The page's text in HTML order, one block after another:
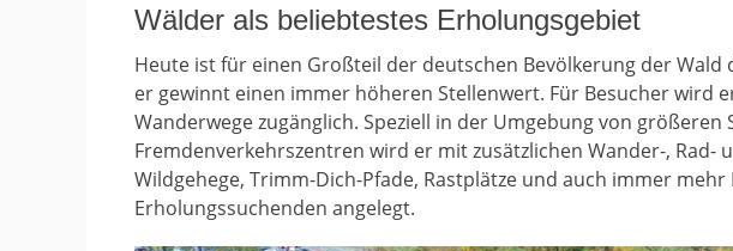
Wälder als beliebtestes Erholungsgebiet
Heute ist für einen Großteil der deutschen Bevölkerung der Wald
er gewinnt einen immer höheren Stellenwert. Für Besucher wird
Wanderwege zugänglich. Speziell in der Umgebung von größeren
Fremdenverkehrszentren wird er mit zusätzlichen Wander-, Rad-
Wildgehege, Trimm-Dich-Pfade, Rastplätze und auch immer
Erholungssuchenden angelegt.